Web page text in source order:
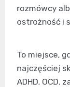
rozmówcy
ostrożność i
To miejsce,
najczęściej
ADHD, OCD,